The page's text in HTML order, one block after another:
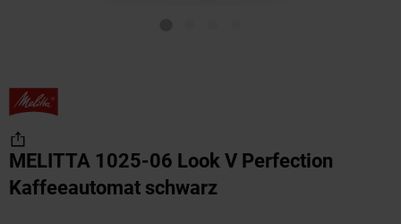
MELITTA 1025-06 Look V Perfection
Kaffeeautomat schwarz